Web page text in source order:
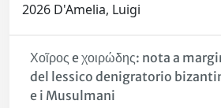
2026 D'Amelia, Luigi
Χοῖρος e χοιρώδης: nota a
del lessico denigratorio
e i Musulmani